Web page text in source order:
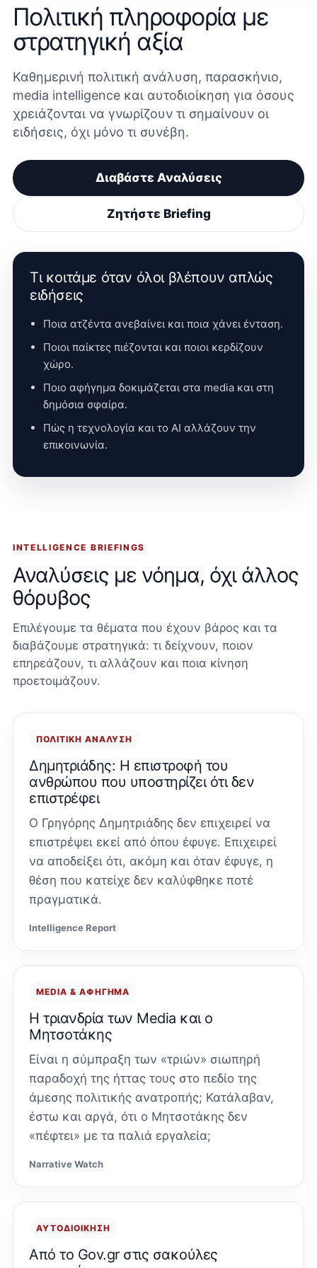
Πολιτική πληροφορία με
στρατηγική αξία
Καθημερινή πολιτική ανάλυση, παρασκήνιο,
media intelligence και αυτοδιοίκηση για όσους
χρειάζονται να γνωρίζουν τι σημαίνουν οι
ειδήσεις, όχι μόνο τι συνέβη.
Διαβάστε Αναλύσεις
Ζητήστε Briefing
Τι κοιτάμε όταν όλοι βλέπουν απλώς
ειδήσεις
Ποια ατζέντα ανεβαίνει και ποια χάνει ένταση.
Ποιοι παίκτες πιέζονται και ποιοι κερδίζουν
χώρο.
Ποιο αφήγημα δοκιμάζεται στα media και στη
δημόσια σφαίρα.
Πώς η τεχνολογία και το AI αλλάζουν την
επικοινωνία.
INTELLIGENCE BRIEFINGS
Αναλύσεις με νόημα, όχι άλλος
θόρυβος
Επιλέγουμε τα θέματα που έχουν βάρος και τα
διαβάζουμε στρατηγικά: τι δείχνουν, ποιον
επηρεάζουν, τι αλλάζουν και ποια κίνηση
προετοιμάζουν.
ΠΟΛΙΤΙΚΉ ΑΝΆΛΥΣΗ
Δημητριάδης: Η επιστροφή του
ανθρώπου που υποστηρίζει ότι δεν
επιστρέφει
Ο Γρηγόρης Δημητριάδης δεν επιχειρεί να
επιστρέψει εκεί από όπου έφυγε. Επιχειρεί
να αποδείξει ότι, ακόμη και όταν έφυγε, η
θέση που κατείχε δεν καλύφθηκε ποτέ
πραγματικά.
Intelligence Report
MEDIA & ΑΦΉΓΗΜΑ
Η τριανδρία των Media και ο
Μητσοτάκης
Είναι η σύμπραξη των «τριών» σιωπηρή
παραδοχή της ήττας τους στο πεδίο της
άμεσης πολιτικής ανατροπής; Κατάλαβαν,
έστω και αργά, ότι ο Μητσοτάκης δεν
«πέφτει» με τα παλιά εργαλεία;
Narrative Watch
ΑΥΤΟΔΙΟΊΚΗΣΗ
Από το Gov.gr στις σακούλες